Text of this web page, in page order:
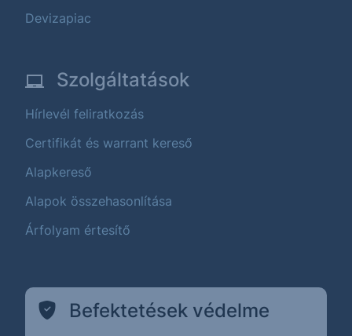
Devizapiac
Szolgáltatások
Hírlevél feliratkozás
Certifikát és warrant kereső
Alapkereső
Alapok összehasonlítása
Árfolyam értesítő
Befektetések védelme